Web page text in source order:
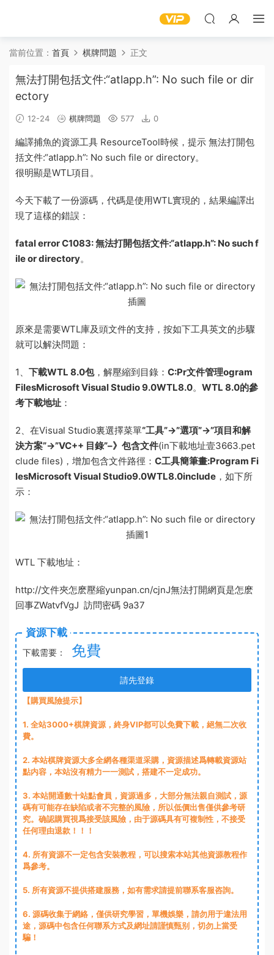
當前位置： 首頁 棋牌問題 正文
無法打開包括文件:“atlapp.h”: No such file or dir
ectory
12-24 棋牌問題 577 0
編譯捕魚的資源工具 ResourceTool時候，提示 無法打開包
括文件:“atlapp.h”: No such file or directory。
很明顯是WTL項目。
今天下載了一份源碼，代碼是使用WTL實現的，結果編譯出
現了這樣的錯誤：
fatal error C1083: 無法打開包括文件:“atlapp.h”: No such f
ile or directory。
原來是需要WTL庫及頭文件的支持，按如下工具英文的步驟
就可以解決問題：
1、 下載WTL 8.0包，解壓縮到目錄 ： C:Pr文件管理ogram
FilesMicrosoft Visual Studio 9.0WTL8.0。 WTL 8.0的參
考下載地址 ：
2、在Visual Studio裏選擇菜單“工具”->”選項”->”項目和解
決方案”->”VC++ 目錄”–》包含文件(in下載地址壹3663.pet
clude files)，增加包含文件路徑： C工具簡筆畫:Program Fi
lesMicrosoft Visual Studio9.0WTL8.0include ，如下所
示：
WTL 下載地址：
http://文件夾怎麽壓縮yunpan.cn/cjnJ無法打開網頁是怎麽
回事ZWatvfVgJ 訪問密碼 9a37
資源下載
下載需要： 免費
請先登錄
【購買風險提示】
1. 全站3000+棋牌資源，終身VIP都可以免費下載，絕無二次收
費。
2. 本站棋牌資源大多全網各種渠道采購，資源描述爲轉載資源站
點内容，本站沒有精力一一測試，搭建不一定成功。
3. 本站開通數十站點會員，資源過多，大部分無法親自測試，源
碼有可能存在缺陷或者不完整的風險，所以低價出售僅供參考研
究。确認購買視爲接受該風險，由于源碼具有可複制性，不接受
任何理由退款！！！
4. 所有資源不一定包含安裝教程，可以搜索本站其他資源教程作
爲參考。
5. 所有資源不提供搭建服務，如有需求請提前聯系客服咨詢。
6. 源碼收集于網絡，僅供研究學習，單機娛樂，請勿用于違法用
途，源碼中包含任何聯系方式及網址請謹慎甄别，切勿上當受
騙！